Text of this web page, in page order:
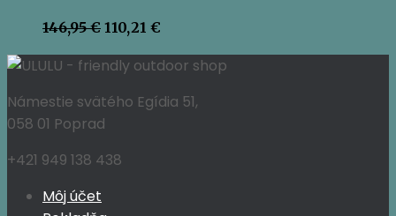
146,95€ Pôvodná
bola:
146,95 €.
110,21 €
je:
110,21 €.
Námestie svätého Egídia 51,
058 01 Poprad
+421 949 138 438
Môj účet